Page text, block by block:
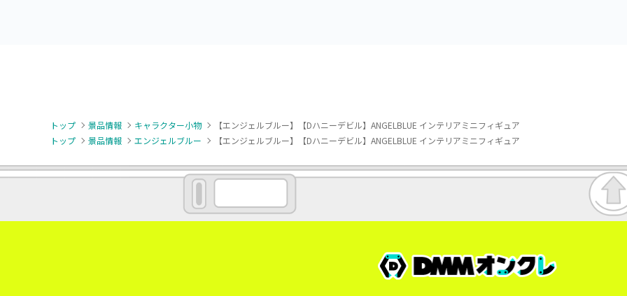
トップ 景品情報 キャラクター小物
【エンジェルブルー】【Dハニーデビル】ANGELBLUE インテリアミニフィギュア
トップ
景品情報 エンジェルブルー 【エンジェルブルー】【Dハニーデビル】ANGELBLUE インテリアミニフィギュア